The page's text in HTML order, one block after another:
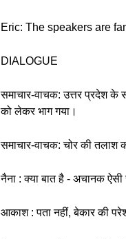
Eric: The speakers are
DIALOGUE
समाचार-वाचक: उत्तर प्रदेश के
को लेकर भाग गया।
समाचार-वाचक: चोर की तलाश
नैना : क्या बात है - अचानक ऐसी
आकाश : पता नहीं, बेकार की